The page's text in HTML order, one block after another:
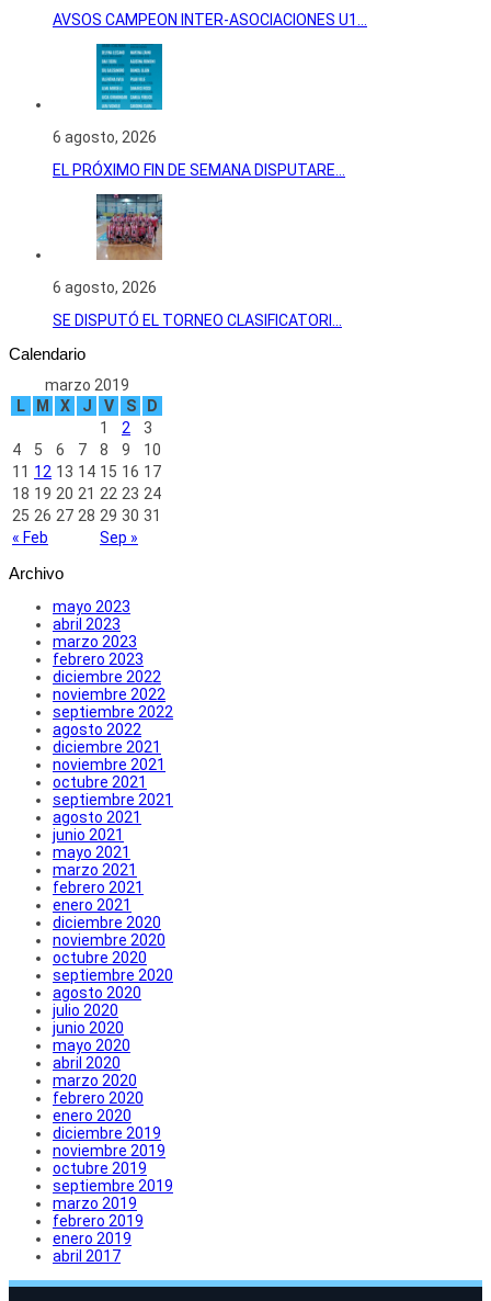
AVSOS CAMPEON INTER-ASOCIACIONES U1...
6 agosto, 2026
EL PRÓXIMO FIN DE SEMANA DISPUTARE...
6 agosto, 2026
SE DISPUTÓ EL TORNEO CLASIFICATORI...
Calendario
marzo 2019
L
M X J V S D
« Feb Sep »
1 2
3
4
5 6 7 8 9
10
11 12 13 14 15 16 17
18 19 20 21 22 23 24
25 26 27 28 29 30 31
Archivo
mayo 2023
abril 2023
marzo 2023
febrero 2023
diciembre 2022
noviembre 2022
septiembre 2022
agosto 2022
diciembre 2021
noviembre 2021
octubre 2021
septiembre 2021
agosto 2021
junio 2021
mayo 2021
marzo 2021
febrero 2021
enero 2021
diciembre 2020
noviembre 2020
octubre 2020
septiembre 2020
agosto 2020
julio 2020
junio 2020
mayo 2020
abril 2020
marzo 2020
febrero 2020
enero 2020
diciembre 2019
noviembre 2019
octubre 2019
septiembre 2019
marzo 2019
febrero 2019
enero 2019
abril 2017